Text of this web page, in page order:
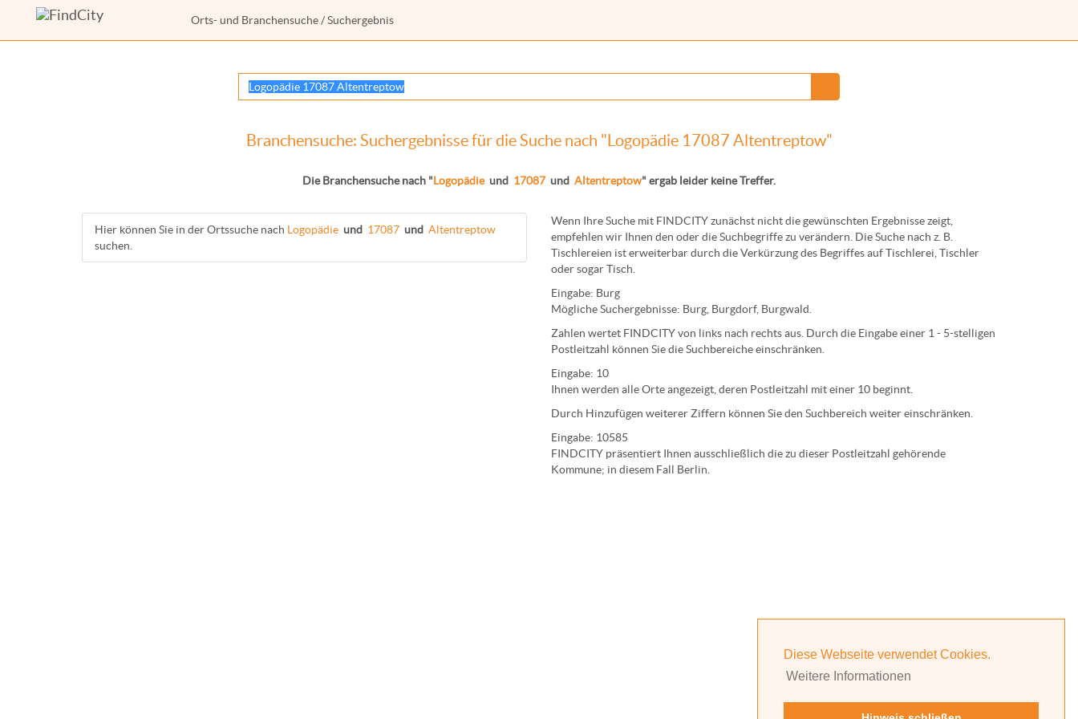
Diese Webseite verwendet Cookies.
Weitere Informationen
Orts- und Branchensuche / Suchergebnis
Branchensuche: Suchergebnisse für die Suche nach "Logopädie 17087 Altentreptow"
Die Branchensuche nach "Logopädie und 17087 und Altentreptow" ergab leider keine Treffer.
Hier können Sie in der Ortssuche nach Logopädie und 17087 und Altentreptow
suchen.
Wenn Ihre Suche mit FINDCITY zunächst nicht die gewünschten Ergebnisse zeigt,
empfehlen wir Ihnen den oder die Suchbegriffe zu verändern. Die Suche nach z. B.
Tischlereien ist erweiterbar durch die Verkürzung des Begriffes aufTischlerei Tischler
oder sogarTisch
Eingabe: Burg
Mögliche Suchergebnisse: Burg Burgdorf, Burgwald.
Zahlen wertet FINDCITY von links nach rechts aus. Durch die Eingabe einer 1 - 5-stelligen
Postleitzahl können Sie die Suchbereiche einschränken.
Eingabe: 10
Ihnen werden alle Orteangezeigt, deren Postleitzahl mit einer 10 beginnt.
Durch Hinzufügen weiterer Ziffern können Sie den Suchbereich weiter einschränken.
Eingabe: 10585
FINDCITY präsentiert Ihnen ausschließlich die zu dieser Postleitzahl gehörende
Kommune; in diesem Fall Berlin.